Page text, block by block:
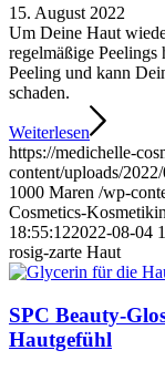
15. August 2022
Um Deine Haut
regelmäßige
Peeling und kann
schaden.
Weiterlesen
https://medichelle-
content/uploads/
1000 Maren /wp-
Cosmetics-
18:55:122022-08-04
rosig-zarte Haut
SPC Beauty-
Hautgefühl